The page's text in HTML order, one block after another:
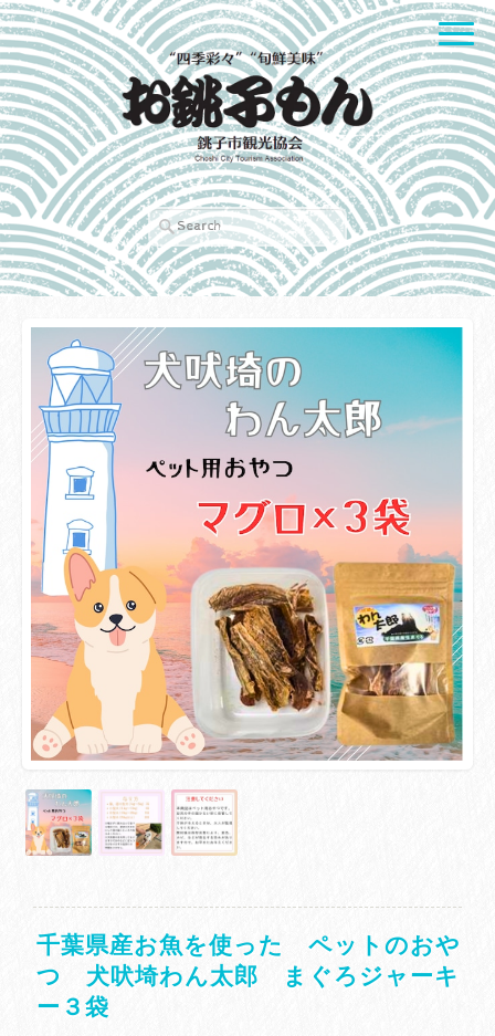
千葉県産お魚を使った ペットのおや
つ 犬吠埼わん太郎 まぐろジャーキ
ー３袋